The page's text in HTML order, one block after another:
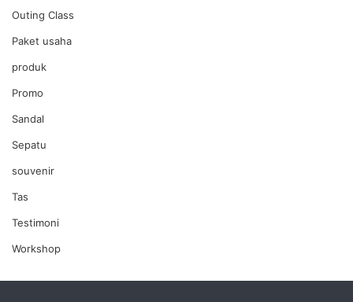
Outing Class
Paket usaha
produk
Promo
Sandal
Sepatu
souvenir
Tas
Testimoni
Workshop